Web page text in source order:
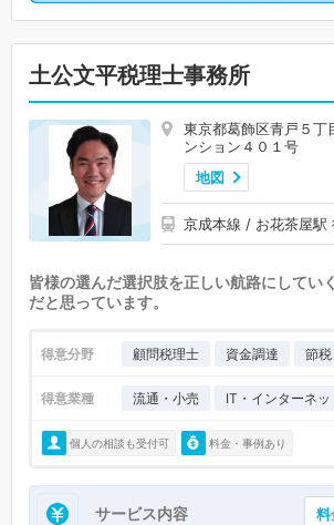
土公文平税理士事務所
東京都葛飾区青戸５丁
ンション４０１号
地図
京成本線 / お花茶屋駅
皆様の選んだ選択肢を正しい航路にしてい
だと思っています。
得意分野 顧問税理士 資金調達 節税
得意業種 流通・小売 IT・インターネッ
個人の相談も受付可 料金・事例あり
サービス内容 料